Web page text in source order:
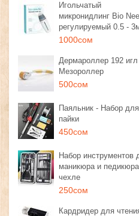
Игольчатый
микронидлинг Bio
регулируемый 0.5 -
1000сом
Дермароллер 192
Мезороллер
500сом
Паяльник - Набор для
пайки
450сом
Набор инструментов
маникюра и
чехле
250сом
Кардридер для